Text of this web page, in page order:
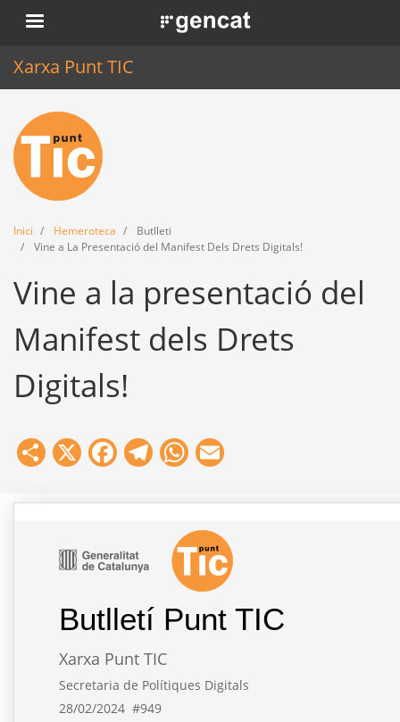
Vés
al
. Obre en una nova finestra.
Xarxa Punt TIC
Inici
Punt TIC
Actualitat
Agenda
Formació
Eines
Inici Hemeroteca
Butlleti
Vine a La Presentació del Manifest Dels Drets Digitals!
Vine a la presentació del
Manifest dels Drets
Digitals!
Share
X Facebook
Telegram
WhatsApp
Butlletí Punt TIC
Xarxa Punt TIC
Secretaria de Polítiques Digitals
28/02/2024 #949